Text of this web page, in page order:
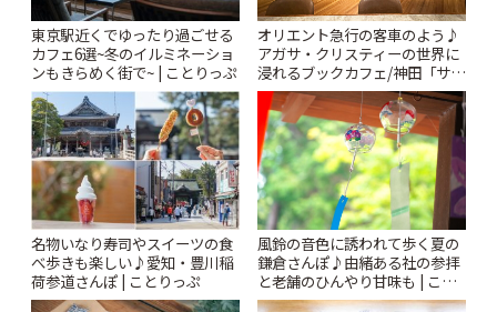
東京駅近くでゆったり過ごせる
カフェ6選~冬のイルミネーショ
ンもきらめく街で~ | ことりっぷ
オリエント急行の客車のよう♪
アガサ・クリスティーの世界に
浸れるブックカフェ/神田「サロ
ンクリスティ」 | ことりっぷ
名物いなり寿司やスイーツの食
べ歩きも楽しい♪愛知・豊川稲
荷参道さんぽ | ことりっぷ
風鈴の音色に誘われて歩く夏の
鎌倉さんぽ♪由緒ある社の参拝
と老舗のひんやり甘味も | こと
りっぷ